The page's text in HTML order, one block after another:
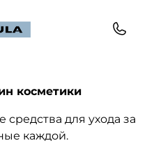
косметики
для ухода за
каждой.